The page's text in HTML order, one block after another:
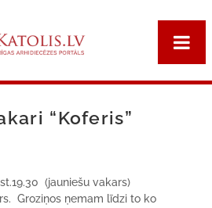
“Koferis”
(jauniešu vakars)
Groziņos ņemam līdzi to ko